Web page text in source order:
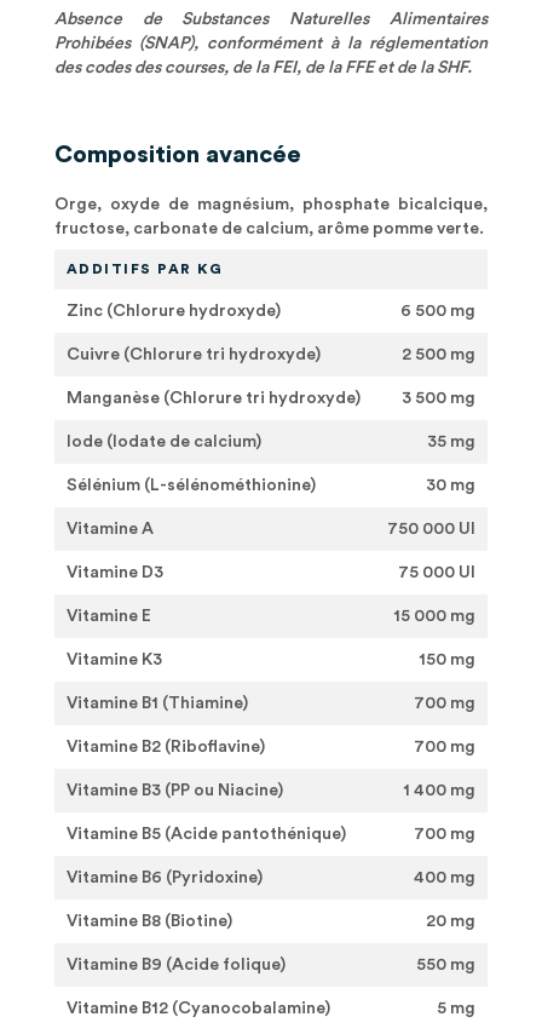
Absence de Substances Naturelles Alimentaires
Prohibées (SNAP), conformément à la réglementation
des codes des courses, de la FEI, de la FFE et de la SHF.
Composition avancée
Orge, oxyde de magnésium, phosphate bicalcique,
fructose, carbonate de calcium, arôme pomme verte.
ADDITIFS PAR KG
Zinc (Chlorure hydroxyde) 6 500 mg
Cuivre (Chlorure tri hydroxyde) 2 500 mg
Manganèse (Chlorure tri hydroxyde) 3 500 mg
Iode (Iodate de calcium) 35 mg
Sélénium (L-sélénométhionine) 30 mg
Vitamine A 750 000 UI
Vitamine D3 75 000 UI
Vitamine E 15 000 mg
Vitamine K3 150 mg
Vitamine B1 (Thiamine) 700 mg
Vitamine B2 (Riboflavine) 700 mg
Vitamine B3 (PP ou Niacine) 1 400 mg
Vitamine B5 (Acide pantothénique) 700 mg
Vitamine B6 (Pyridoxine) 400 mg
Vitamine B8 (Biotine) 20 mg
Vitamine B9 (Acide folique) 550 mg
Vitamine B12 (Cyanocobalamine) 5 mg